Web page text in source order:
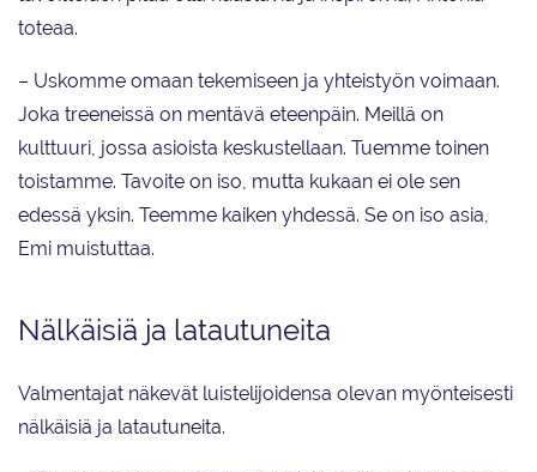
toteaa.
– Uskomme omaan tekemiseen ja yhteistyön voimaan.
Joka treeneissä on mentävä eteenpäin. Meillä on
kulttuuri, jossa asioista keskustellaan. Tuemme toinen
toistamme. Tavoite on iso, mutta kukaan ei ole sen
edessä yksin. Teemme kaiken yhdessä. Se on iso asia,
Emi muistuttaa.
Nälkäisiä ja latautuneita
Valmentajat näkevät luistelijoidensa olevan myönteisesti
nälkäisiä ja latautuneita.